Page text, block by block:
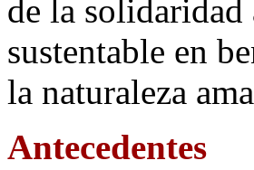
de la
sustentable en
la naturaleza
Antecedentes